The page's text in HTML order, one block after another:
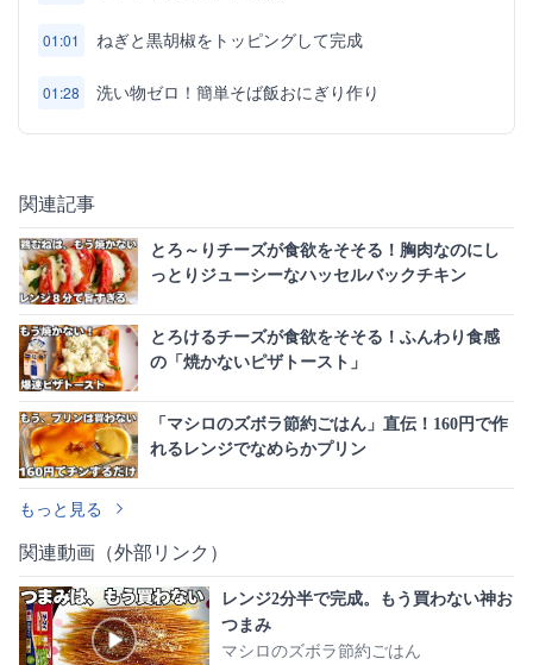
01:01 ねぎと黒胡椒をトッピングして完成
01:28 洗い物ゼロ！簡単そば飯おにぎり作り
関連記事
とろ～りチーズが食欲をそそる！胸肉なのにし
っとりジューシーなハッセルバックチキン
とろけるチーズが食欲をそそる！ふんわり食感
の「焼かないピザトースト」
「マシロのズボラ節約ごはん」直伝！160円で作
れるレンジでなめらかプリン
もっと見る
関連動画（外部リンク）
レンジ2分半で完成。もう買わない神お
つまみ
マシロのズボラ節約ごはん